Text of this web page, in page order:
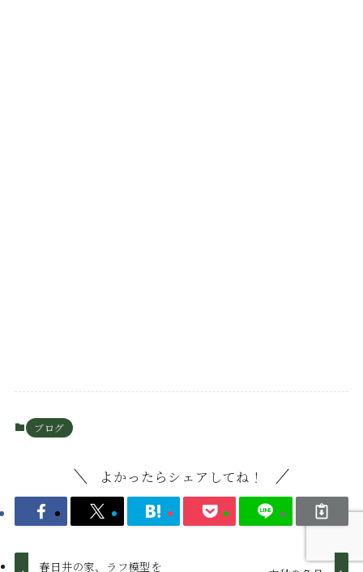
ブログ
よかったらシェアしてね！
春日井の家、ラフ模型を